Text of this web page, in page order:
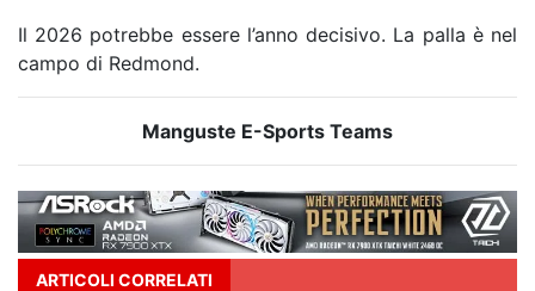
Il 2026 potrebbe essere l’anno decisivo. La palla è nel
campo di Redmond.
Manguste E-Sports Teams
ARTICOLI CORRELATI